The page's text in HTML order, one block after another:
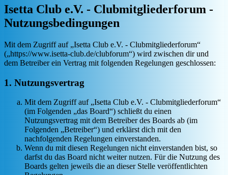
Isetta Club e.V. - Clubmitgliederforum -
Nutzungsbedingungen
Mit dem Zugriff auf „Isetta Club e.V. - Clubmitgliederforum“
(„https://www.isetta-club.de/clubforum“) wird zwischen dir und
dem Betreiber ein Vertrag mit folgenden Regelungen geschlossen:
1. Nutzungsvertrag
Mit dem Zugriff auf „Isetta Club e.V. - Clubmitgliederforum“
(im Folgenden „das Board“) schließt du einen
Nutzungsvertrag mit dem Betreiber des Boards ab (im
Folgenden „Betreiber“) und erklärst dich mit den
nachfolgenden Regelungen einverstanden.
Wenn du mit diesen Regelungen nicht einverstanden bist, so
darfst du das Board nicht weiter nutzen. Für die Nutzung des
Boards gelten jeweils die an dieser Stelle veröffentlichten